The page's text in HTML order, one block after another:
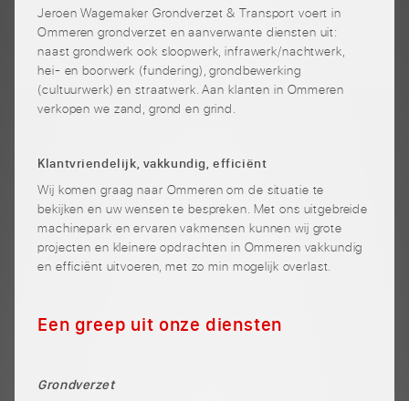
Jeroen Wagemaker Grondverzet & Transport voert in
Ommeren grondverzet en aanverwante diensten uit:
naast grondwerk ook sloopwerk, infrawerk/nachtwerk,
hei- en boorwerk (fundering), grondbewerking
(cultuurwerk) en straatwerk. Aan klanten in Ommeren
verkopen we zand, grond en grind.
Klantvriendelijk, vakkundig, efficiënt
Wij komen graag naar Ommeren om de situatie te
bekijken en uw wensen te bespreken. Met ons uitgebreide
machinepark en ervaren vakmensen kunnen wij grote
projecten en kleinere opdrachten in Ommeren vakkundig
en efficiënt uitvoeren, met zo min mogelijk overlast.
Een greep uit onze diensten
Grondverzet